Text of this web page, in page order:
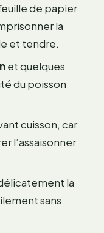
de papier
la
et tendre.
et quelques
du poisson
cuisson, car
l’assaisonner
la
sans